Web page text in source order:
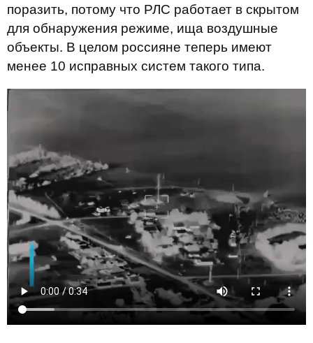
поразить, потому что РЛС работает в скрытом
для обнаружения режиме, ища воздушные
объекты. В целом россияне теперь имеют
менее 10 исправных систем такого типа.